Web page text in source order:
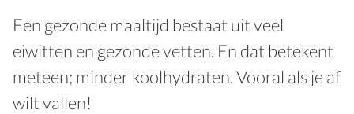
Een gezonde maaltijd bestaat uit veel
eiwitten en gezonde vetten. En dat betekent
meteen; minder koolhydraten. Vooral als je af
wilt vallen!